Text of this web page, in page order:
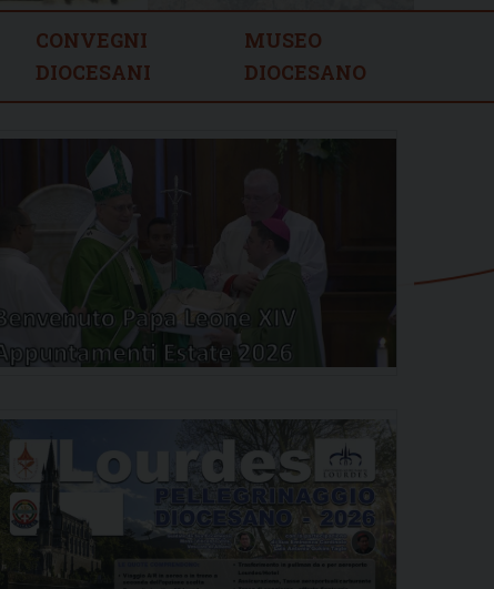
CONVEGNI
DIOCESANI
MUSEO
DIOCESANO